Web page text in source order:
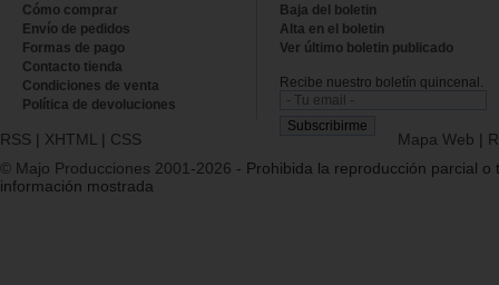
Cómo comprar
Envío de pedidos
Formas de pago
Contacto tienda
Condiciones de venta
Política de devoluciones
Baja del boletin
Alta en el boletin
Ver último boletin publicado
Recibe nuestro boletín quincenal.
RSS | XHTML | CSS Mapa Web |
© Majo Producciones 2001-2026 - Prohibida la reproducción parcial o
información mostrada